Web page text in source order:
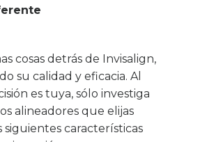
cosas detrás de Invisalign,
su calidad y eficacia. Al
es tuya, sólo investiga
alineadores que elijas
siguientes características